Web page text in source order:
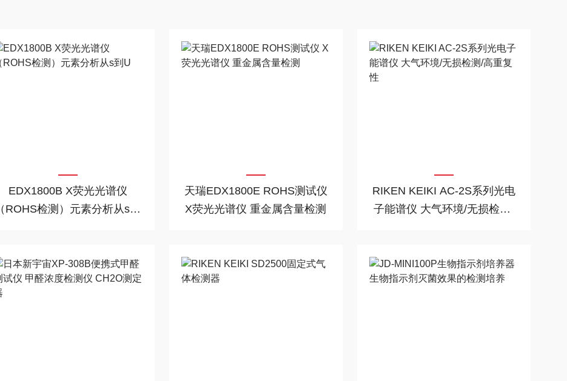
EDX1800B X荧光光谱仪
（ROHS检测）元素分析从s到
天瑞EDX1800E ROHS测试仪
X荧光光谱仪 重金属含量检测
RIKEN KEIKI AC-2S系列光电
子能谱仪 大气环境/无损检测/